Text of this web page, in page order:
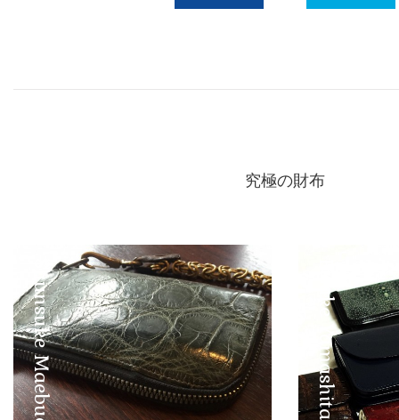
究極の財布
Shunsuke Maebuchi Eisuke Yamashita